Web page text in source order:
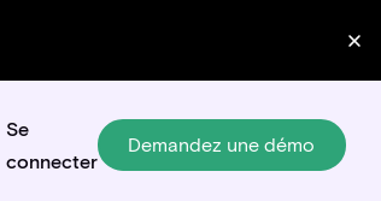
Se
connecter
Demandez une démo
Demandez une démo